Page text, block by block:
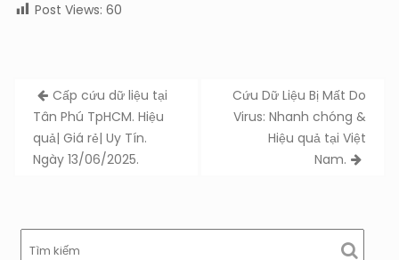
Post Views: 60
Post
navigation
Cấp cứu dữ liệu tại
Tân Phú TpHCM. Hiệu
quả| Giá rẻ| Uy Tín.
Ngày 13/06/2025.
Cứu Dữ Liệu Bị Mất Do
Virus: Nhanh chóng &
Hiệu quả tại Việt
Nam.